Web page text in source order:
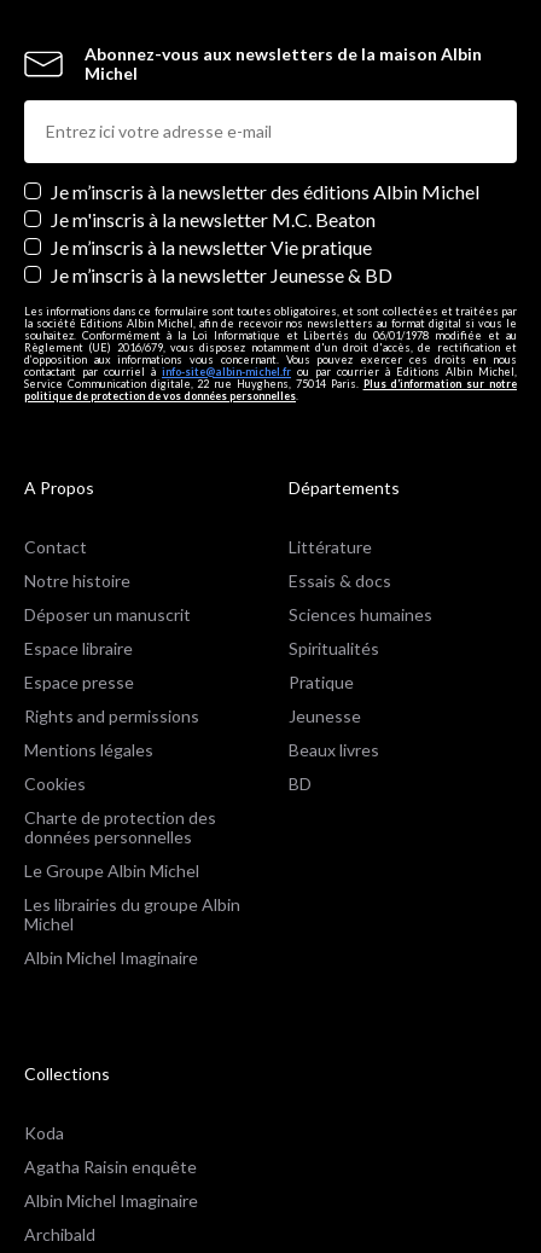
Abonnez-vous aux newsletters de la maison Albin
Michel
Newsletters
Je m’inscris à la newsletter des éditions Albin Michel
Je m'inscris à la newsletter M.C. Beaton
Je m’inscris à la newsletter Vie pratique
Je m’inscris à la newsletter Jeunesse & BD
Les informations dans ce formulaire sont toutes obligatoires, et sont collectées et traitées par
la société Editions Albin Michel, afin de recevoir nos newsletters au format digital si vous le
souhaitez. Conformément à la Loi Informatique et Libertés du 06/01/1978 modifiée et au
Règlement (UE) 2016/679, vous disposez notamment d'un droit d'accès, de rectification et
d’opposition aux informations vous concernant. Vous pouvez exercer ces droits en nous
contactant par courriel à info-site@albin-michel.fr ou par courrier à Editions Albin Michel,
Service Communication digitale, 22 rue Huyghens, 75014 Paris. Plus d’information sur notre
politique de protection de vos données personnelles
A Propos
Contact
Notre histoire
Déposer un manuscrit
Espace libraire
Espace presse
Rights and permissions
Mentions légales
Cookies
Charte de protection des
données personnelles
Le Groupe Albin Michel
Les librairies du groupe Albin
Michel
Albin Michel Imaginaire
Départements
Littérature
Essais & docs
Sciences humaines
Spiritualités
Pratique
Jeunesse
Beaux livres
BD
Collections
Koda
Agatha Raisin enquête
Albin Michel Imaginaire
Archibald